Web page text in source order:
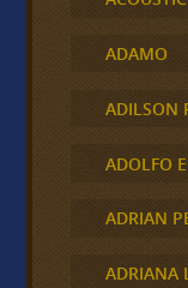
ADAMO
ADILSON
ADOLFO
ADRIAN
ADRIANA